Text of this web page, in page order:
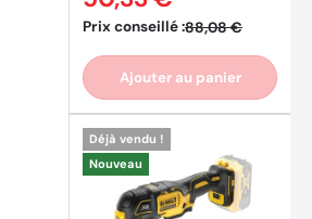
Prix conseillé :88,08 €
Ajouter au panier
Déjà vendu !
Nouveau